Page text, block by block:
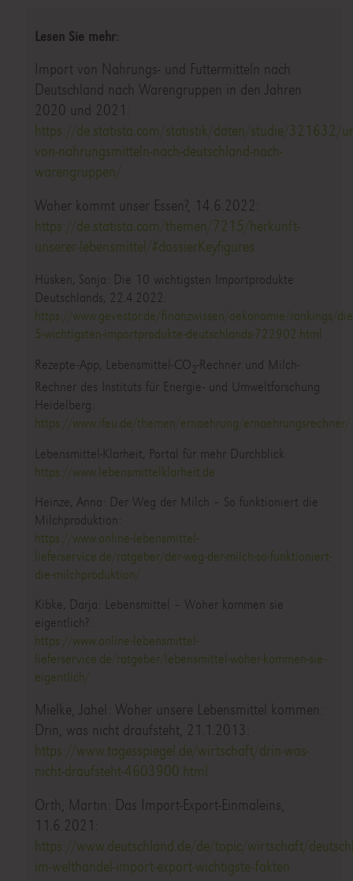
Lesen Sie mehr:
Import von Nahrungs- und Futtermitteln nach
Deutschland nach Warengruppen in den Jahren
2020 und 2021:
https://de.statista.com/statistik/daten/studie/321632/
von-nahrungsmitteln-nach-deutschland-nach-
warengruppen/
Woher kommt unser Essen?, 14.6.2022:
https://de.statista.com/themen/7215/herkunft-
unserer-lebensmittel/#dossierKeyfigures
Hüsken, Sonja: Die 10 wichtigsten Importprodukte
Deutschlands, 22.4.2022:
https://www.gevestor.de/finanzwissen/oekonomie/rankings/
5-wichtigsten-importprodukte-deutschlands-722902.html
Rezepte-App, Lebensmittel-CO 2-Rechner und Milch-
Rechner des Instituts für Energie- und Umweltforschung
Heidelberg:
https://www.ifeu.de/themen/ernaehrung/ernaehrungsrechner/
Lebensmittel-Klarheit, Portal für mehr Durchblick
https://www.lebensmittelklarheit.de
Heinze, Anna: Der Weg der Milch – So funktioniert die
Milchproduktion:
https://www.online-lebensmittel-
lieferservice.de/ratgeber/der-weg-der-milch-so-funktioniert-
die-milchproduktion/
Kibke, Darja: Lebensmittel – Woher kommen sie
eigentlich?:
https://www.online-lebensmittel-
lieferservice.de/ratgeber/lebensmittel-woher-kommen-sie-
eigentlich/
Mielke, Jahel: Woher unsere Lebensmittel kommen:
Drin, was nicht draufsteht, 21.1.2013:
https://www.tagesspiegel.de/wirtschaft/drin-was-
nicht-draufsteht-4603900.html
Orth, Martin: Das Import-Export-Einmaleins,
11.6.2021:
https://www.deutschland.de/de/topic/wirtschaft/
im-welthandel-import-export-wichtigste-fakten